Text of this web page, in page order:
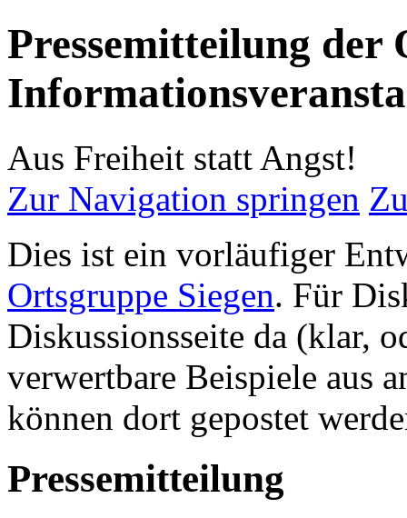
Pressemitteilung der
Aus Freiheit statt Angst!
Zur Navigation springen
Dies ist ein vorläufiger
Ortsgruppe Siegen. Für
Diskussionsseite da (klar,
verwertbare Beispiele aus
können dort gepostet
Pressemitteilung